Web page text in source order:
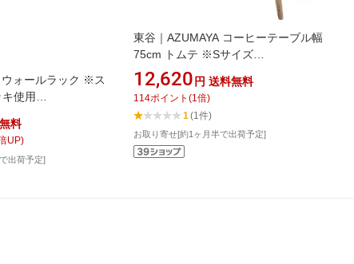
ウォールラック ※ス
使用
） SF-202NA ナ
料
UP)
出荷予定]
東谷｜AZUMAYA コーヒーテーブル幅
75cm トムテ ※Sサイズ
（W75×D40×H48cm） TAC-227WAL
ブラウン
12,620円 送料無料
114ポイント (1 倍)
1 (1件)
お取り寄せ[約1ヶ月半で出荷予定]